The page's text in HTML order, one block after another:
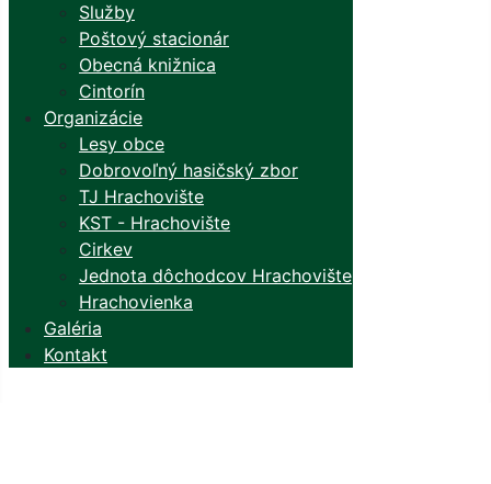
Služby
Poštový stacionár
Obecná knižnica
Cintorín
Organizácie
Lesy obce
Dobrovoľný hasičský zbor
TJ Hrachovište
KST - Hrachovište
Cirkev
Jednota dôchodcov Hrachovište
Hrachovienka
Galéria
Kontakt